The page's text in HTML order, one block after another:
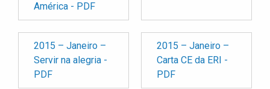
América - PDF
2015 – Janeiro –
Servir na alegria -
PDF
2015 – Janeiro –
Carta CE da ERI -
PDF